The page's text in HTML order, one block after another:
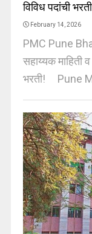
विविध पदांची
February 14, 2026
PMC Pune
सहाय्यक माहिती
भरती! Pune